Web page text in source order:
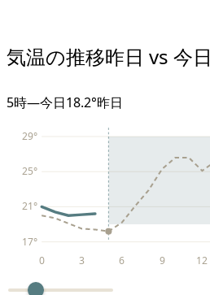
気温の推移昨日 vs 今日
5時—今日18.2°昨日
17°
21°
25°
29°
0 3 6 9 12